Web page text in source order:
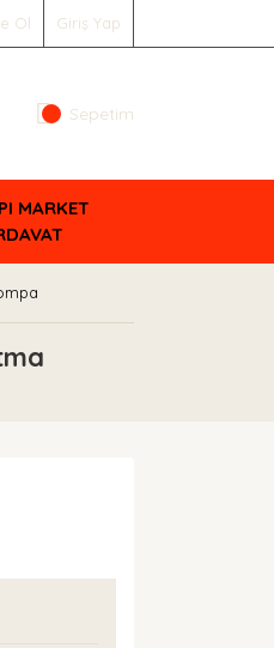
Ol Giriş Yap
Sepetim
MARKET